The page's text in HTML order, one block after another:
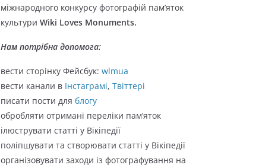
і
ї
міжнародного конкурсу фотографій пам’яток
культури Wiki Loves Monuments.
Нам потрібна допомога:
вести сторінку Фейсбук: wlmua
вести канали в Інстаграмі, Твіттері
писати пости для блогу
обробляти отримані переліки пам’яток
ілюструвати статті у Вікіпедії
поліпшувати та створювати статті у Вікіпедії
організовувати заходи із фотографування на